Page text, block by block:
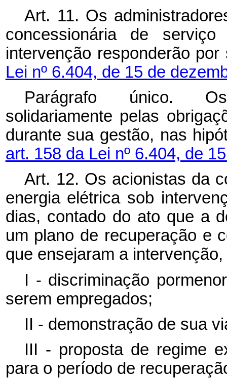
Art. 11. Os
concessionária de
intervenção responderão
Lei nº 6.404, de 15 de
Parágrafo único. Os
solidariamente pelas
durante sua gestão, nas
art. 158 da Lei nº 6.404, de
Art. 12. Os acionistas da
energia elétrica sob
dias, contado do ato que a
um plano de recuperação e
que ensejaram a
I - discriminação
serem empregados;
II - demonstração de sua
III - proposta de regime
para o período de